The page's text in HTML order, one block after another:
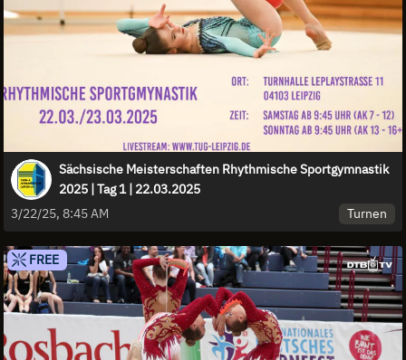
Sächsische Meisterschaften Rhythmische Sportgymnastik
2025 | Tag 1 | 22.03.2025
3/22/25, 8:45 AM
Turnen
FREE